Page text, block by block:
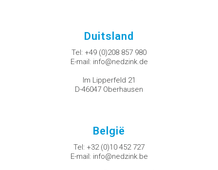
Duitsland
Tel: +49 (0)208 857 980
E-mail: info@nedzink.de
Im Lipperfeld 21
D-46047 Oberhausen
België
Tel: +32 (0)10 452 727
E-mail: info@nedzink.be